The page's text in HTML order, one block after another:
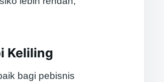
Keliling
bagi pebisnis